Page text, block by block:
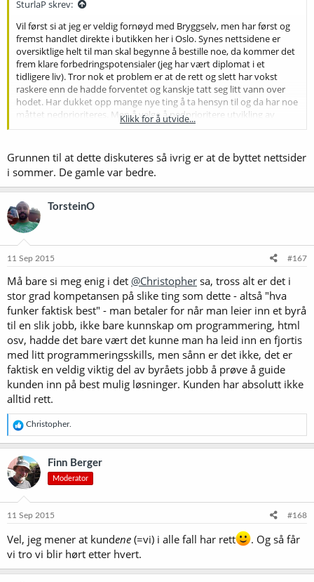
SturlaP skrev:
Vil først si at jeg er veldig fornøyd med Bryggselv, men har først og
fremst handlet direkte i butikken her i Oslo. Synes nettsidene er
oversiktlige helt til man skal begynne å bestille noe, da kommer det
frem klare forbedringspotensialer (jeg har vært diplomat i et
tidligere liv). Tror nok et problem er at de rett og slett har vokst
raskere enn de hadde forventet og kanskje tatt seg litt vann over
hodet. Har dukket opp mange nye ting å ta hensyn til og da har noe
måttet nedprioriteres. Men å velge å nedprioritere utvikling av
nettbutikken var nok kanskje ikke det lureste valget...
Siden dette forumet huser det som virker å være noen av landets
ivrigste bryggere så foreslår jeg for Bryggselv at de oppretter en
egen tråd der de ber om forslag til funksjonaliteter og andre
endringer som ønskes. Bør nok komme inn masse forslag som så
kan samles, evalueres og sendes til webutviklerfirmaet med en "Fiks
ASAP"-ordre.
Klikk for å utvide...
Grunnen til at dette diskuteres så ivrig er at de byttet nettsider
i sommer. De gamle var bedre.
TorsteinO
11 Sep 2015 #167
Må bare si meg enig i det @Christopher sa, tross alt er det i
stor grad kompetansen på slike ting som dette - altså "hva
funker faktisk best" - man betaler for når man leier inn et byrå
til en slik jobb, ikke bare kunnskap om programmering, html
osv, hadde det bare vært det kunne man ha leid inn en fjortis
med litt programmeringsskills, men sånn er det ikke, det er
faktisk en veldig viktig del av byråets jobb å prøve å guide
kunden inn på best mulig løsninger. Kunden har absolutt ikke
alltid rett.
R
e
a
k
s
j
o
e
Christopher.
Finn Berger
Moderator
11 Sep 2015 #168
Vel, jeg mener at kundene (=vi) i alle fall har rett
. Og så får
vi tro vi blir hørt etter hvert.